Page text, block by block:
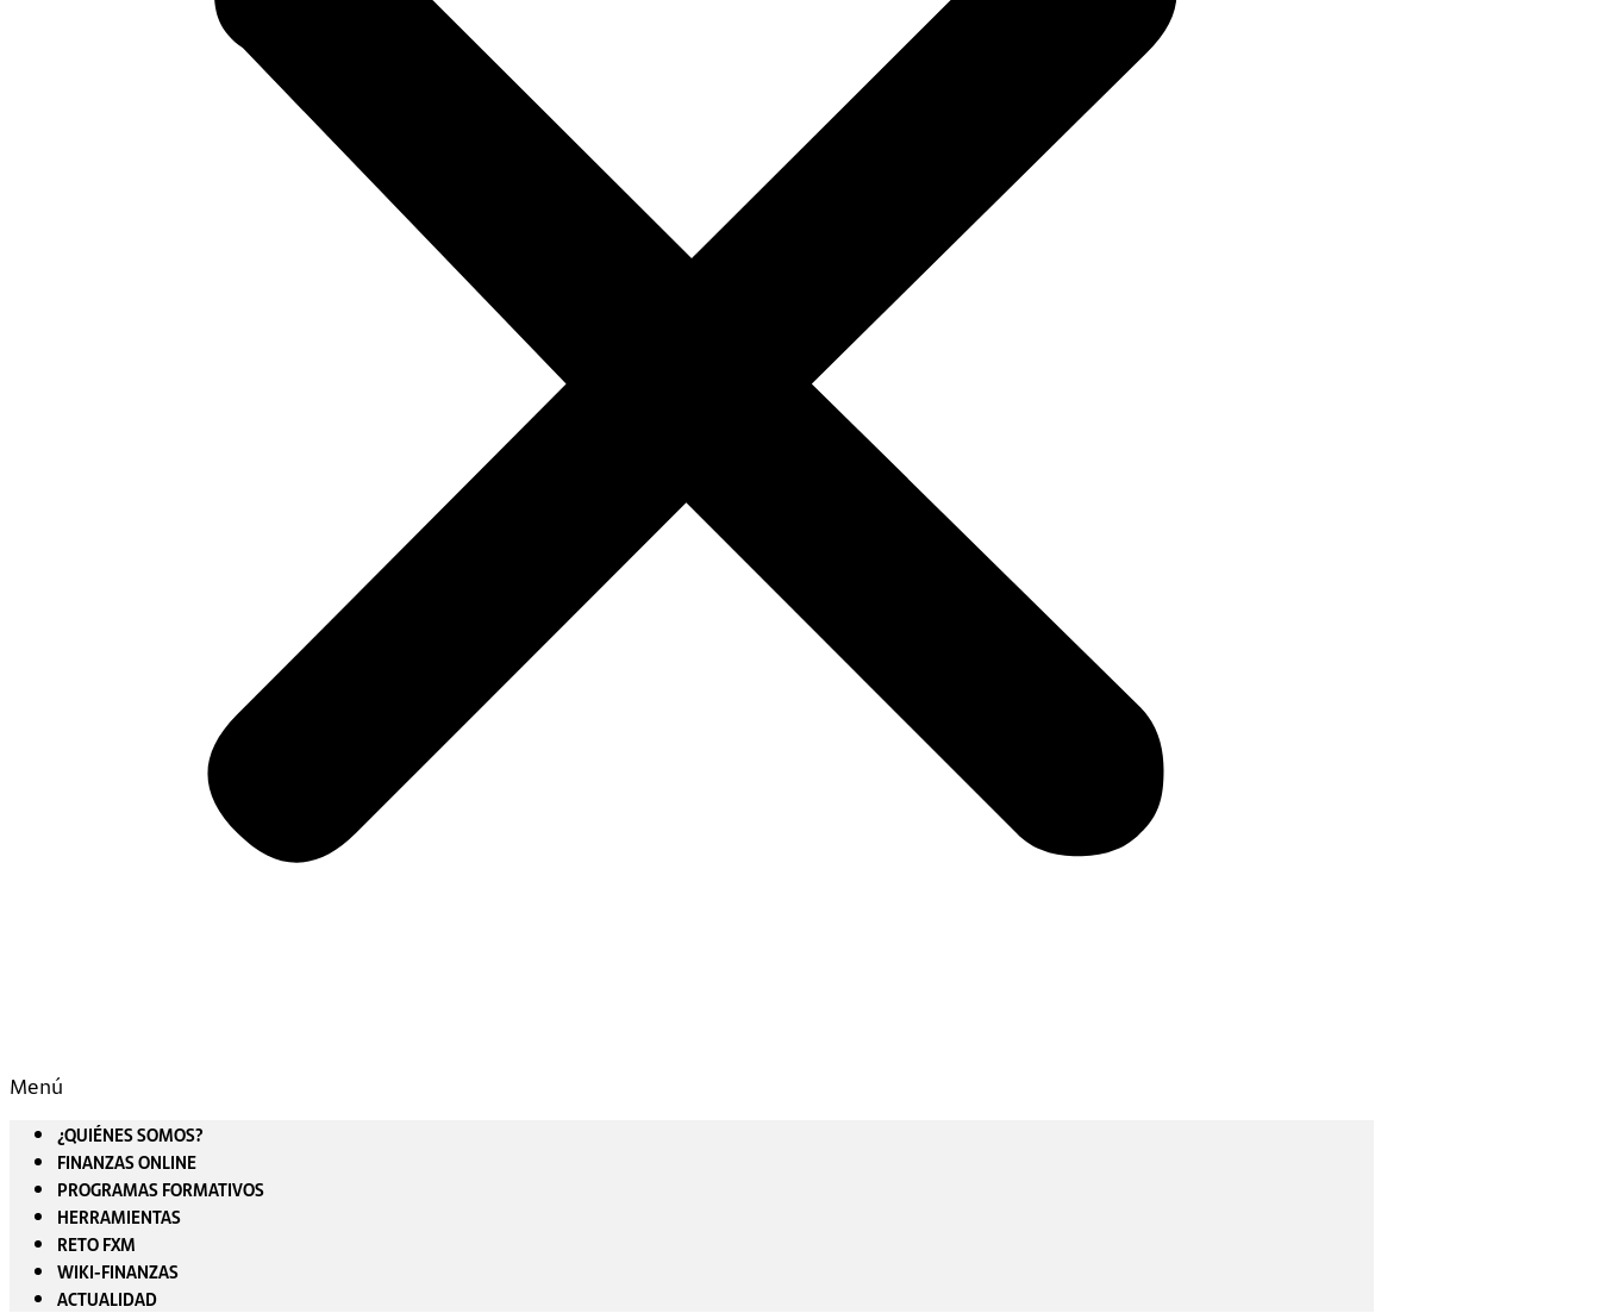
Menú
¿QUIÉNES SOMOS?
FINANZAS ONLINE
PROGRAMAS FORMATIVOS
HERRAMIENTAS
RETO FXM
WIKI-FINANZAS
ACTUALIDAD